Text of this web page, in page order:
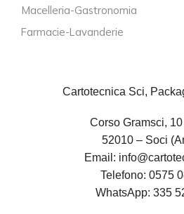
Macelleria-Gastronomia
Farmacie-Lavanderie
Cartotecnica Sci,
Corso Gramsci,
52010 – Soci
Email:
Telefono: 0575
WhatsApp: 335